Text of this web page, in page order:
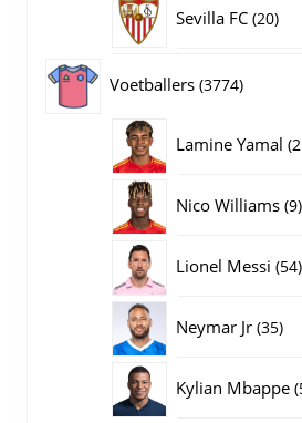
Sevilla FC 2020
Voetballers 37743774
Lamine Yamal
Nico Williams 99
Lionel Messi 5454
Neymar Jr 3535
Kylian Mbappe